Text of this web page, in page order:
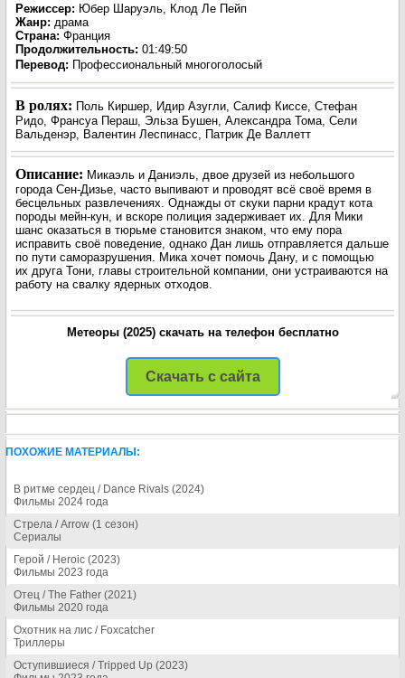
Режиссер: Юбер Шаруэль, Клод Ле Пейп
Жанр: драма
Страна: Франция
Продолжительность: 01:49:50
Перевод: Профессиональный многоголосый
В ролях: Поль Киршер, Идир Азугли, Салиф Киссе, Стефан
Ридо, Франсуа Пераш, Эльза Бушен, Александра Тома, Сели
Вальденэр, Валентин Леспинасс, Патрик Де Валлетт
Описание: Микаэль и Даниэль, двое друзей из небольшого
города Сен-Дизье, часто выпивают и проводят всё своё время в
бесцельных развлечениях. Однажды от скуки парни крадут кота
породы мейн-кун, и вскоре полиция задерживает их. Для Мики
шанс оказаться в тюрьме становится знаком, что ему пора
исправить своё поведение, однако Дан лишь отправляется дальше
по пути саморазрушения. Мика хочет помочь Дану, и с помощью
их друга Тони, главы строительной компании, они устраиваются на
работу на свалку ядерных отходов.
Метеоры (2025) скачать на телефон бесплатно
Скачать с сайта
ПОХОЖИЕ МАТЕРИАЛЫ:
В ритме сердец / Dance Rivals (2024)
Фильмы 2024 года
Стрела / Arrow (1 сезон)
Сериалы
Герой / Heroic (2023)
Фильмы 2023 года
Отец / The Father (2021)
Фильмы 2020 года
Охотник на лис / Foxcatcher
Триллеры
Оступившиеся / Tripped Up (2023)